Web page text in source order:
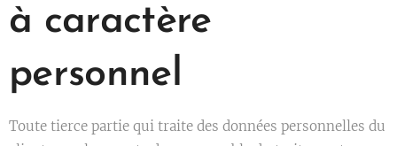
à caractère
personnel
Toute tierce partie qui traite des données personnelles du